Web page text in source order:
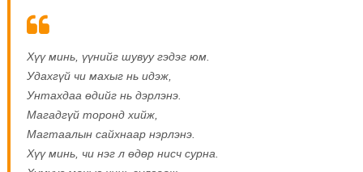
Хүү минь, үүнийг шувуу гэдэг юм.
Удахгүй чи махыг нь идэж,
Унтахдаа өдийг нь дэрлэнэ.
Магадгүй торонд хийж,
Магтаалын сайхнаар нэрлэнэ.
Хүү минь, чи нэг л өдөр нисч сурна.